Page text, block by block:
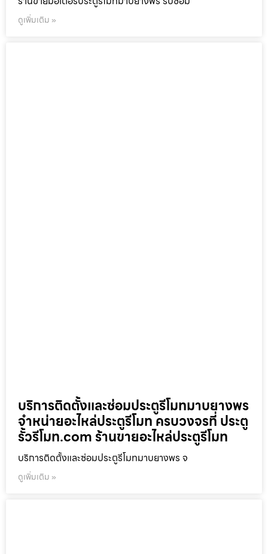
ดูเพิ่มเติม »
บริการติดตั้งและซ่อมประตูรีโมทมาบยางพร
จำหน่ายอะไหล่ประตูรีโมท ครบวงจรที่ ประตู
รั้วรีโมท.com ร้านขายอะไหล่ประตูรีโมท
บริการติดตั้งและซ่อมประตูรีโมทมาบยางพร จ
ดูเพิ่มเติม »